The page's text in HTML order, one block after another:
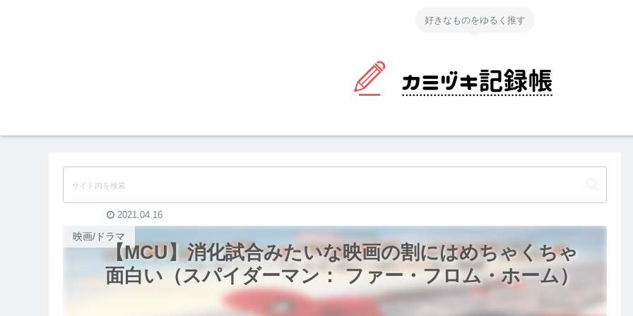
好きなものをゆるく推す
【MCU】消化試合みたいな映画の割にはめちゃくちゃ
面白い（スパイダーマン： ファー・フロム・ホーム）
映画/ドラマ
2021.04.16